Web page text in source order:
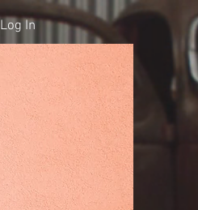
Log In